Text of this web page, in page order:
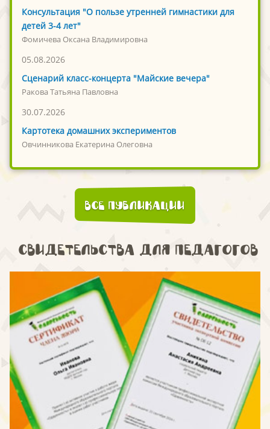
Консультация "О пользе утренней гимнастики для
детей 3-4 лет"
Фомичева Оксана Владимировна
05.08.2026
Сценарий класс-концерта "Майские вечера"
Ракова Татьяна Павловна
30.07.2026
Картотека домашних экспериментов
Овчинникова Екатерина Олеговна
Все публикации
Свидетельства для педагогов